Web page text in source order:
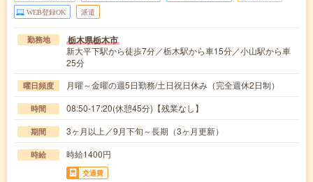
WEB登録OK 派遣
勤務地 栃木県栃木市
新大平下駅から徒歩7分／栃木駅から車15分／小山駅から車
25分
曜日頻度 月曜～金曜の週5日勤務/土日祝日休み（完全週休2日制）
時間 08:50-17:20(休憩45分)【残業なし】
期間 3ヶ月以上／9月下旬～長期（3ヶ月更新）
時給 時給1400円
交通費